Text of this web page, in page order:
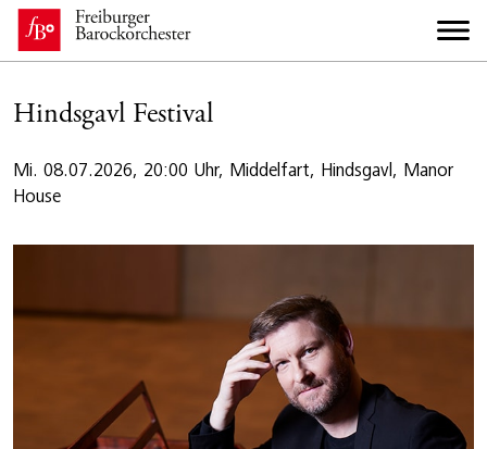
Hindsgavl Festival
Mi. 08.07.2026, 20:00 Uhr, Middelfart, Hindsgavl, Manor
House